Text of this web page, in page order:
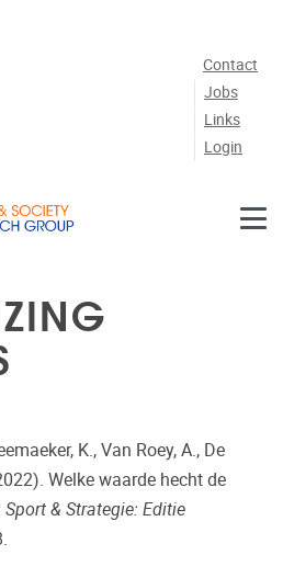
Contact
Jobs
Links
Login
K., Van Roey, A., De
Welke waarde hecht de
Sport & Strategie: Editie